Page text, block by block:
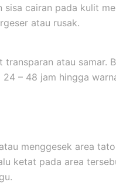
cairan pada kulit
atau rusak.
atau samar.
– 48 jam hingga
menggesek area
ketat pada area